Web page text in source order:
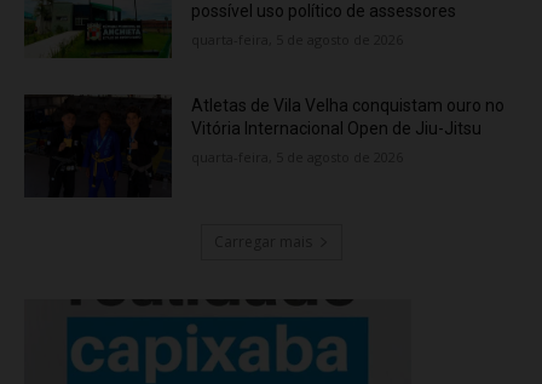
possível uso político de assessores
Atletas de Vila Velha conquistam ouro no
Vitória Internacional Open de Jiu-Jitsu